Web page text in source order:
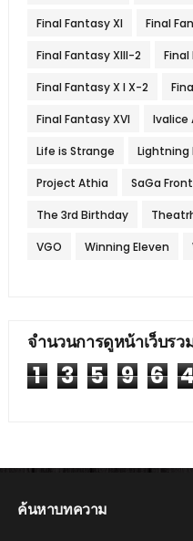
Final Fantasy XI Final
Final Fantasy XIII-2 Final
Final Fantasy X l X-2
Final Fantasy XVI Ivalice
Life is Strange Lightning
Project Athia SaGa
The 3rd Birthday
VGO Winning Eleven
จำนวนการดูหน้าเว็บรว
1 3 5 9 6
ค้นหาบทความ